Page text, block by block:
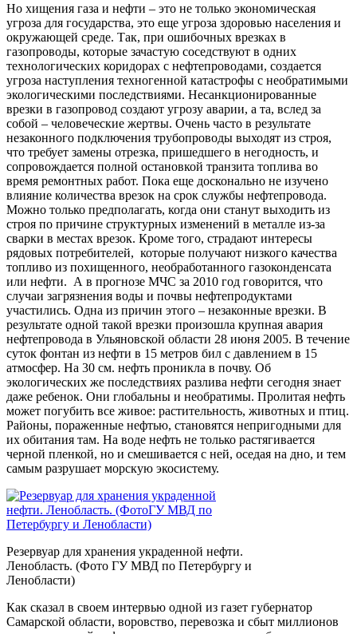
Но хищения газа и нефти – это не только экономическая
угроза для государства, это еще угроза здоровью населения и
окружающей среде. Так, при ошибочных врезках в
газопроводы, которые зачастую соседствуют в одних
технологических коридорах с нефтепроводами, создается
угроза наступления техногенной катастрофы с необратимыми
экологическими последствиями. Несанкционированные
врезки в газопровод создают угрозу аварии, а та, вслед за
собой – человеческие жертвы. Очень часто в результате
незаконного подключения трубопроводы выходят из строя,
что требует замены отрезка, пришедшего в негодность, и
сопровождается полной остановкой транзита топлива во
время ремонтных работ. Пока еще досконально не изучено
влияние количества врезок на срок службы нефтепровода.
Можно только предполагать, когда они станут выходить из
строя по причине структурных изменений в металле из-за
сварки в местах врезок. Кроме того, страдают интересы
рядовых потребителей, которые получают низкого качества
топливо из похищенного, необработанного газоконденсата
или нефти. А в прогнозе МЧС за 2010 год говорится, что
случаи загрязнения воды и почвы нефтепродуктами
участились. Одна из причин этого – незаконные врезки. В
результате одной такой врезки произошла крупная авария
нефтепровода в Ульяновской области 28 июня 2005. В течение
суток фонтан из нефти в 15 метров бил с давлением в 15
атмосфер. На 30 см. нефть проникла в почву. Об
экологических же последствиях разлива нефти сегодня знает
даже ребенок. Они глобальны и необратимы. Пролитая нефть
может погубить все живое: растительность, животных и птиц.
Районы, пораженные нефтью, становятся непригодными для
их обитания там. На воде нефть не только растягивается
черной пленкой, но и смешивается с ней, оседая на дно, и тем
самым разрушает морскую экосистему.
Резервуар для хранения украденной нефти.
Ленобласть. (Фото ГУ МВД по Петербургу и
Ленобласти)
Как сказал в своем интервью одной из газет губернатор
Самарской области, воровство, перевозка и сбыт миллионов